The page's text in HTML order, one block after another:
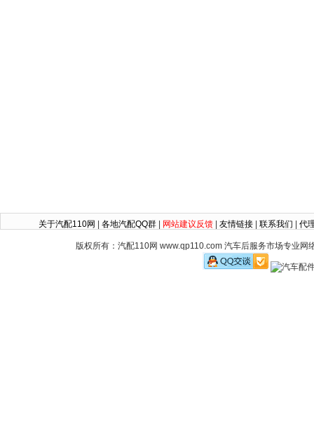
关于汽配110网 各地汽配QQ群 网站建议反馈 友情链接 联系我们 代
版权所有：汽配110网 www.qp110.com 汽车后服务市场专业网